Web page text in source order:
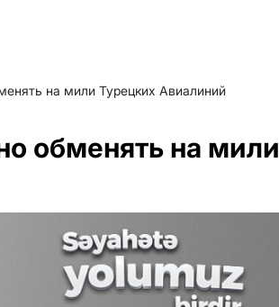
на мили Турецких Авиалиний
обменять на мили